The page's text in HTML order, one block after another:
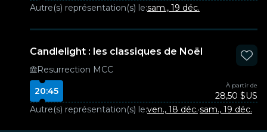
Autre(s) représentation(s) le:sam., 19 déc.
Candlelight : les classiques de Noël
Resurrection MCC
20:45
À partir de
28,50 $US
Autre(s) représentation(s) le:ven., 18 déc.·sam., 19 déc.